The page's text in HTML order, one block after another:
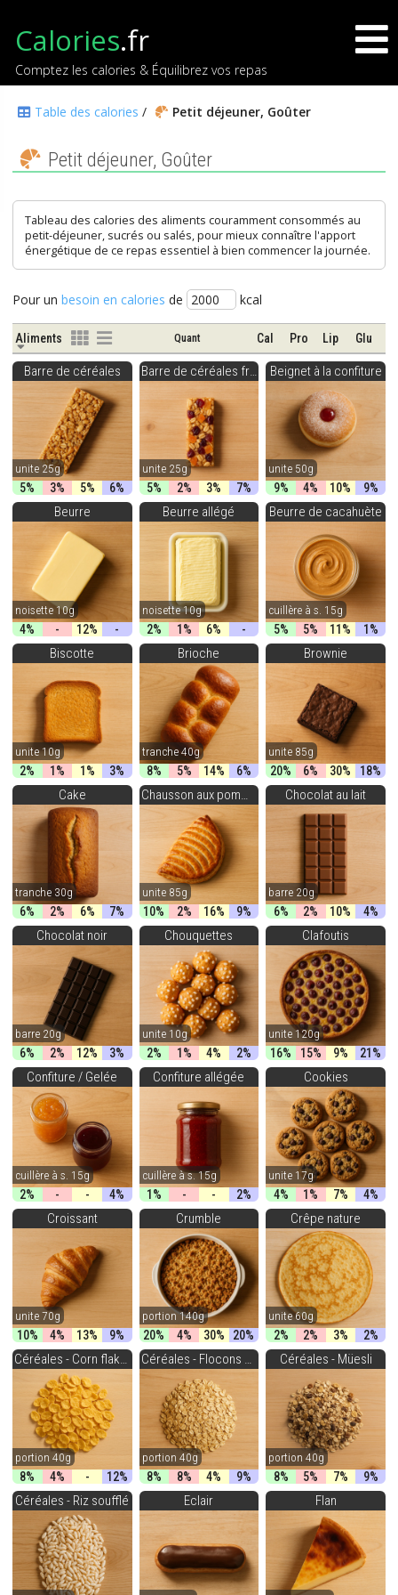
Calories.fr
Comptez les calories & Équilibrez vos repas
Table des calories / Petit déjeuner, Goûter
Petit déjeuner, Goûter
Tableau des calories des aliments couramment consommés au
petit-déjeuner, sucrés ou salés, pour mieux connaître l'apport
énergétique de ce repas essentiel à bien commencer la journée.
Pour un besoin en calories de kcal
Aliments Quant Cal Pro Lip Glu
Barre de céréales
unite 25g
5%
3% 5% 6%
Barre de céréales fruits
unite 25g
5%
2% 3% 7%
Beignet à la confiture
unite 50g
9%
4% 10% 9%
Beurre
noisette 10g
4%
- 12% -
Beurre allégé
noisette 10g
2%
1% 6% -
Beurre de cacahuète
cuillère à s. 15g
5%
5% 11% 1%
Biscotte
unite 10g
2%
1% 1% 3%
Brioche
tranche 40g
8%
5% 14% 6%
Brownie
unite 85g
20%
6% 30% 18%
Cake
tranche 30g
6%
2% 6% 7%
Chausson aux pommes
unite 85g
10%
2% 16% 9%
Chocolat au lait
barre 20g
6%
2% 10% 4%
Chocolat noir
barre 20g
6%
2% 12% 3%
Chouquettes
unite 10g
2%
1% 4% 2%
Clafoutis
unite 120g
16%
15% 9% 21%
Confiture / Gelée
cuillère à s. 15g
2%
- - 4%
Confiture allégée
cuillère à s. 15g
1%
- - 2%
Cookies
unite 17g
4%
1% 7% 4%
Croissant
unite 70g
10%
4% 13% 9%
Crumble
portion 140g
20%
4% 30% 20%
Crêpe nature
unite 60g
2%
2% 3% 2%
Céréales - Corn flakes
portion 40g
8%
4% - 12%
Céréales - Flocons avoine
portion 40g
8%
8% 4% 9%
Céréales - Müesli
portion 40g
8%
5% 7% 9%
Céréales - Riz soufflé Eclair Flan